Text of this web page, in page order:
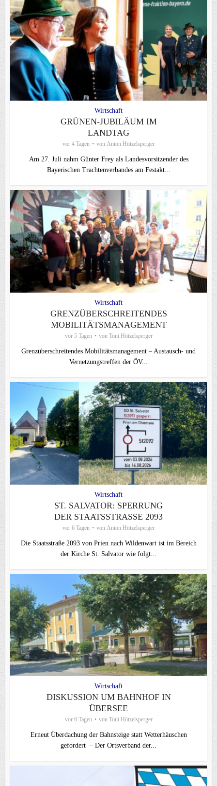
Wirtschaft
GRÜNEN-JUBILÄUM IM
LANDTAG
vor 4 Tagen von Anton Hötzelsperger
Am 27. Juli nahm Günter Frey als Landesvorsitzender des
Bayerischen Trachtenverbandes am Festakt...
Wirtschaft
GRENZÜBERSCHREITENDES
MOBILITÄTSMANAGEMENT
vor 5 Tagen von Toni Hötzelsperger
Grenzüberschreitendes Mobilitätsmanagement – Austausch- und
Vernetzungstreffen der ÖV...
Wirtschaft
ST. SALVATOR: SPERRUNG
DER STAATSSTRASSE 2093
vor 6 Tagen von Anton Hötzelsperger
Die Staatsstraße 2093 von Prien nach Wildenwart ist im Bereich
der Kirche St. Salvator wie folgt...
Wirtschaft
DISKUSSION UM BAHNHOF IN
ÜBERSEE
vor 6 Tagen von Toni Hötzelsperger
Erneut Überdachung der Bahnsteige statt Wetterhäuschen
gefordert – Der Ortsverband der...